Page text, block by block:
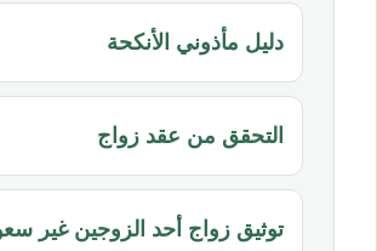
دليل مأذوني الأنكحة
التحقق من عقد زواج
توثيق زواج أحد الزوجين غير